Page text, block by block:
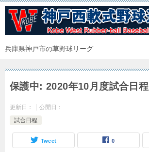
兵庫県神戸市の草野球リーグ
保護中: 2020年10月度試合日程
更新日：
公開日：
試合日程
Tweet 0